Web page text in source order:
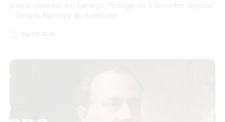
jovens reunidos em Lamego, Portugal no II Encontro “Rejoice”
- Jornada Nacional da Juventude.
29/07/2026